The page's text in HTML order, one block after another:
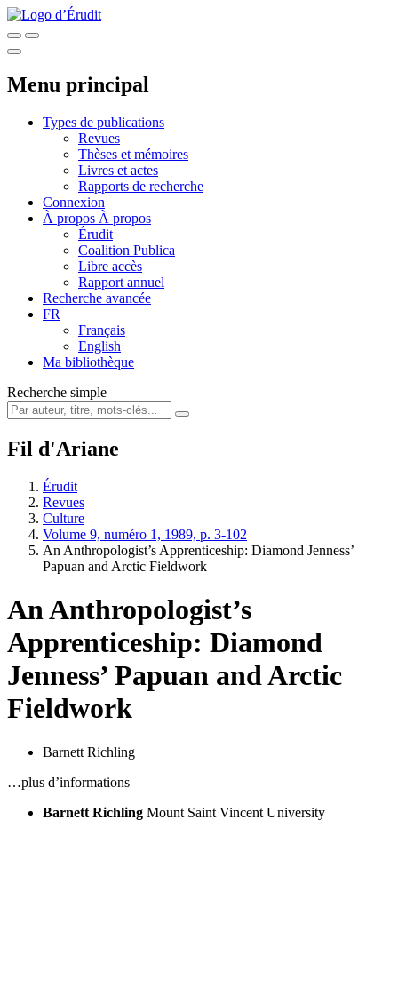
Menu principal
Types de publications
Revues
Thèses et mémoires
Livres et actes
Rapports de recherche
Connexion
À propos À propos
Érudit
Coalition Publica
Libre accès
Rapport annuel
Recherche avancée
FR
Français
English
Ma bibliothèque
Recherche simple
Fil d'Ariane
Érudit
Revues
Culture
Volume 9, numéro 1, 1989, p. 3-102
An Anthropologist’s Apprenticeship: Diamond Jenness’
Papuan and Arctic Fieldwork
An Anthropologist’s
Apprenticeship: Diamond
Jenness’ Papuan and Arctic
Fieldwork
Barnett Richling
…plus d’informations
Barnett Richling Mount Saint Vincent University